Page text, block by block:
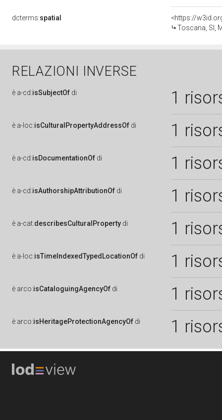
dcterms:spatial
<https://
Toscana, SI,
RELAZIONI INVERSE
è a-cd:isSubjectOf di 1
è a-loc:isCulturalPropertyAddressOf di 1
è a-cd:isDocumentationOf di 1
è a-cd:isAuthorshipAttributionOf di 1
è a-cat:describesCulturalProperty di 1
è a-loc:isTimeIndexedTypedLocationOf di 1
è arco:isCataloguingAgencyOf di 1
è arco:isHeritageProtectionAgencyOf di 1